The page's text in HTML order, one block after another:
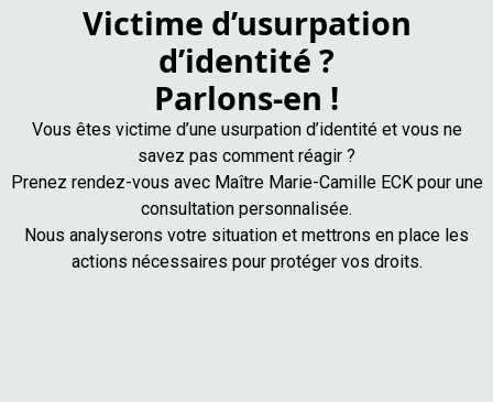
Victime d’usurpation
d’identité ?
Parlons-en !
Vous êtes victime d’une usurpation d’identité et vous ne
savez pas comment réagir ?
Prenez rendez-vous avec Maître Marie-Camille ECK pour une
consultation personnalisée.
Nous analyserons votre situation et mettrons en place les
actions nécessaires pour protéger vos droits.